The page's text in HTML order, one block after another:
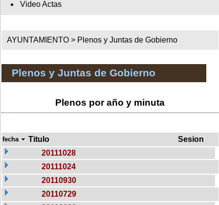
Video Actas
AYUNTAMIENTO > Plenos y Juntas de Gobierno
Plenos y Juntas de Gobierno
Plenos por año y minuta
fecha Titulo
Sesion
20111028
20111024
20110930
20110729